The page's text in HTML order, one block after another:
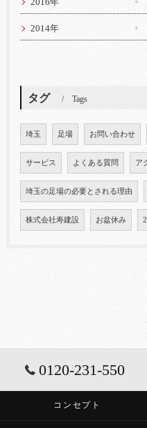
2014年
タグ Tags
埼玉 足場 お問い合わせ
サービス よくある質問 ア
埼玉の足場の必要とされる理由
株式会社寿建設 お盆休み
0120-231-550
コンセプト